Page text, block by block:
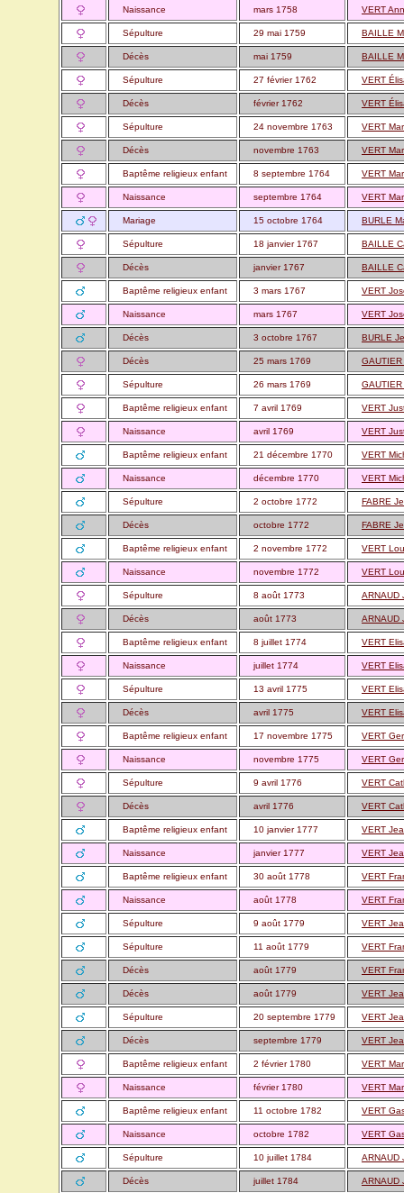
Naissance mars 1758 VERT
Sépulture 29 mai 1759 BAILLE
Décès mai 1759 BAILLE
Sépulture 27 février 1762 VERT
Décès février 1762 VERT
Sépulture 24 novembre 1763 VERT
Décès novembre 1763 VERT
Baptême religieux enfant 8 septembre 1764 VERT
Naissance septembre 1764 VERT
Mariage 15 octobre 1764 BURLE
Sépulture 18 janvier 1767 BAILLE
Décès janvier 1767 BAILLE
Baptême religieux enfant 3 mars 1767 VERT
Naissance mars 1767 VERT
Décès 3 octobre 1767 BURLE
Décès 25 mars 1769
Sépulture 26 mars 1769
Baptême religieux enfant 7 avril 1769 VERT
Naissance avril 1769 VERT
Baptême religieux enfant 21 décembre 1770 VERT
Naissance décembre 1770 VERT
Sépulture 2 octobre 1772 FABRE
Décès octobre 1772 FABRE
Baptême religieux enfant 2 novembre 1772 VERT
Naissance novembre 1772 VERT
Sépulture 8 août 1773 ARNAUD
Décès août 1773 ARNAUD
Baptême religieux enfant 8 juillet 1774 VERT
Naissance juillet 1774 VERT
Sépulture 13 avril 1775 VERT
Décès avril 1775 VERT
Baptême religieux enfant 17 novembre 1775 VERT
Naissance novembre 1775 VERT
Sépulture 9 avril 1776 VERT
Décès avril 1776 VERT
Baptême religieux enfant 10 janvier 1777 VERT
Naissance janvier 1777 VERT
Baptême religieux enfant 30 août 1778 VERT
Naissance août 1778 VERT
Sépulture 9 août 1779 VERT
Sépulture 11 août 1779 VERT
Décès août 1779 VERT
Décès août 1779 VERT
Sépulture 20 septembre 1779 VERT
Décès septembre 1779 VERT
Baptême religieux enfant 2 février 1780 VERT
Naissance février 1780 VERT
Baptême religieux enfant 11 octobre 1782 VERT
Naissance octobre 1782 VERT
Sépulture 10 juillet 1784 ARNAUD
Décès juillet 1784 ARNAUD